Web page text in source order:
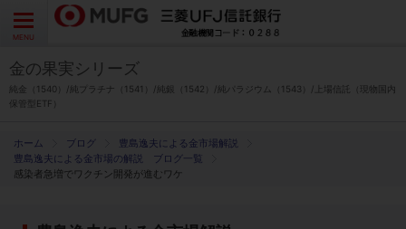
CLOSE
MENU
ブログ
豊島逸夫による金市場解説
豊島逸夫による金市場の解説 ブログ一覧
感染者急増でワクチン開発が進むワケ
金の果実シリーズ
純金（1540）/純プラチナ（1541）/純銀（1542）/純パラジウム（1543）/上場信託（現物国内
保管型ETF）
金の果実シリーズとは
特徴とメリット
よくあるご質問 お問い合わせ